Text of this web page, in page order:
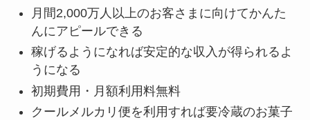
月間2,000万人以上のお客さまに向けてかんた
んにアピールできる
稼げるようになれば安定的な収入が得られるよ
うになる
初期費用・月額利用料無料
クールメルカリ便を利用すれば要冷蔵のお菓子